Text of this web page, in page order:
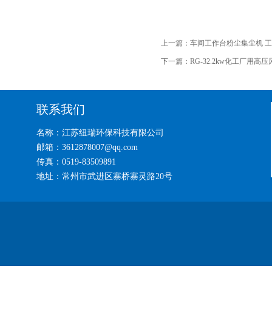
上一篇： 车间工作台粉尘集尘机
下一篇： RG-32.2kw化工厂用高压
联系我们
名称：江苏纽瑞环保科技有限公司
邮箱：3612878007@qq.com
传真：0519-83509891
地址：常州市武进区寨桥寨灵路20号